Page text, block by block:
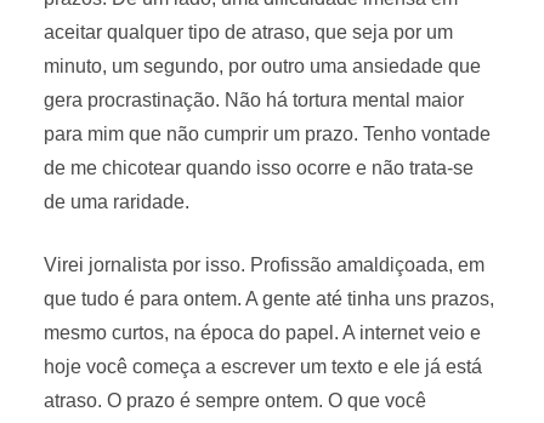
aceitar qualquer tipo de atraso, que seja por um
minuto, um segundo, por outro uma ansiedade que
gera procrastinação. Não há tortura mental maior
para mim que não cumprir um prazo. Tenho vontade
de me chicotear quando isso ocorre e não trata-se
de uma raridade.
Virei jornalista por isso. Profissão amaldiçoada, em
que tudo é para ontem. A gente até tinha uns prazos,
mesmo curtos, na época do papel. A internet veio e
hoje você começa a escrever um texto e ele já está
atraso. O prazo é sempre ontem. O que você